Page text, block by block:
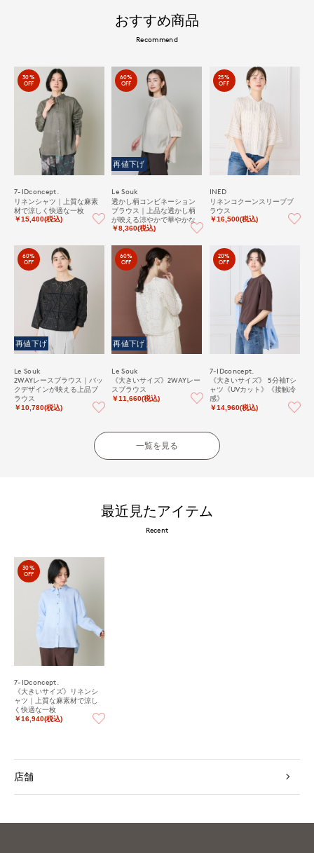
おすすめ商品
Recommend
30%
OFF
7-IDconcept.
リネンシャツ｜上質な麻素
材で涼しく快適な一枚
￥15,400(税込)
60%
OFF
再値下げ
Le Souk
透かし柄コンビネーション
ブラウス｜上品な透かし柄
が映える涼やかで華やかな
コンビブラウス
￥8,360(税込)
25%
OFF
INED
リネンコクーンスリーブブ
ラウス
￥16,500(税込)
60%
OFF
再値下げ
Le Souk
2WAYレースブラウス｜バッ
クデザインが映える上品ブ
ラウス
￥10,780(税込)
60%
OFF
再値下げ
Le Souk
《大きいサイズ》2WAYレー
スブラウス
￥11,660(税込)
20%
OFF
7-IDconcept.
《大きいサイズ》 5分袖Tシ
ャツ《UVカット》《接触冷
感》
￥14,960(税込)
一覧を見る
最近見たアイテム
Recent
30%
OFF
7-IDconcept.
《大きいサイズ》リネンシ
ャツ｜上質な麻素材で涼し
く快適な一枚
￥16,940(税込)
店舗